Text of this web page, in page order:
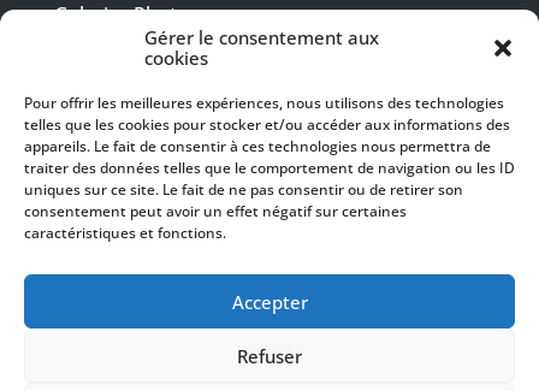
Gérer le consentement aux
cookies
Pour offrir les meilleures expériences, nous utilisons des technologies
telles que les cookies pour stocker et/ou accéder aux informations des
appareils. Le fait de consentir à ces technologies nous permettra de
traiter des données telles que le comportement de navigation ou les ID
uniques sur ce site. Le fait de ne pas consentir ou de retirer son
consentement peut avoir un effet négatif sur certaines
caractéristiques et fonctions.
Accepter
Refuser
Galeries Photos
Vidéothèque
Presse
Programme PDF
Billetterie
Recrutement
Mentions légales
SUIVEZ-NOUS